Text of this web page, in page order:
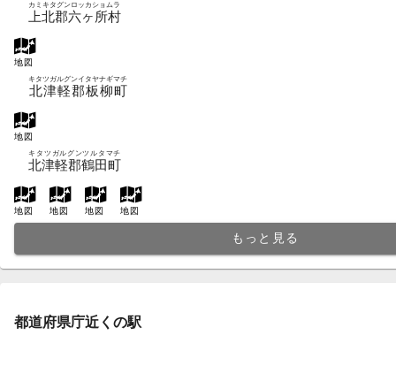
上北郡六ヶ所村
カミキタグンロッカショムラ
地図
北津軽郡板柳町
キタツガルグンイタヤナギマチ
地図
北津軽郡鶴田町
キタツガルグンツルタマチ
地図 地図 地図 地図
もっと見る
都道府県庁近くの駅